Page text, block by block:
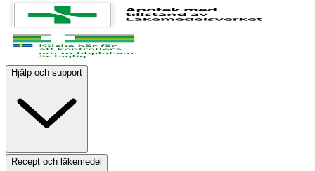
Hjälp och support
Recept och läkemedel